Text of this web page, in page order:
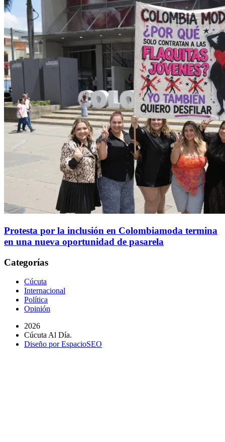
Protesta por la inclusión en Colombiamoda termina
en una nueva oportunidad de pasarela
Categorías
Cúcuta
Internacional
Política
Opinión
2026
Cúcuta Al Día.
Diseño por EspacioSEO